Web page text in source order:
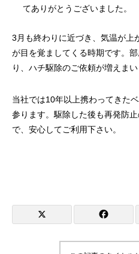
てありがとうございました。
3月も終わりに近づき、気温が上
が目を覚ましてくる時期です。
り、ハチ駆除のご依頼が増えまい
当社では10年以上携わってきた
参ります。駆除した後も再発防
で、安心してご利用下さい。